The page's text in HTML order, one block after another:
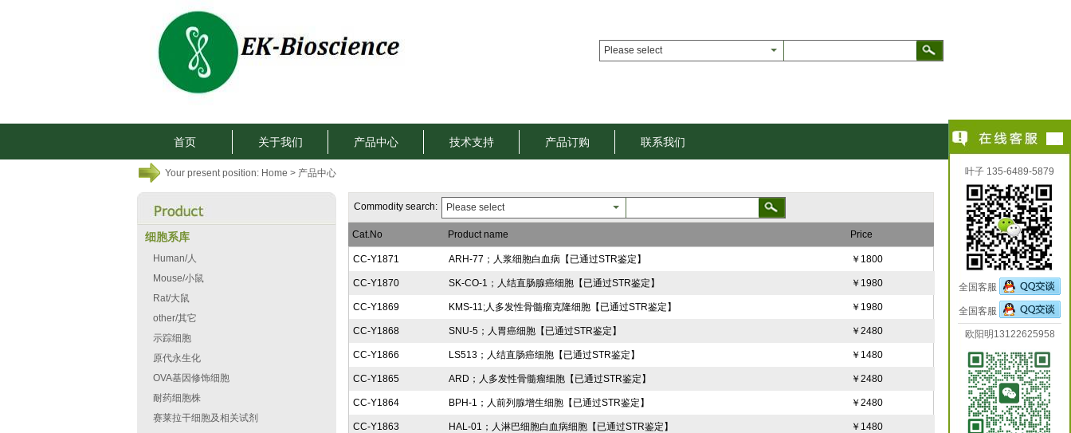
Please select
首页 关于我们 产品中心 技术支持 产品订购 联系我们
Your present position: Home > 产品中心
细胞系库
Human/人
Mouse/小鼠
Rat/大鼠
other/其它
示踪细胞
原代永生化
OVA基因修饰细胞
耐药细胞株
赛莱拉干细胞及相关试剂
Commodity search: Please select
Cat.No Product name Price
CC-Y1871 ARH-77；人浆细胞白血病【已通过STR鉴定】 ￥1800
CC-Y1870 SK-CO-1；人结直肠腺癌细胞【已通过STR鉴定】 ￥1980
CC-Y1869 KMS-11;人多发性骨髓瘤克隆细胞【已通过STR鉴定】 ￥1980
CC-Y1868 SNU-5；人胃癌细胞【已通过STR鉴定】 ￥2480
CC-Y1866 LS513；人结直肠癌细胞【已通过STR鉴定】 ￥1480
CC-Y1865 ARD；人多发性骨髓瘤细胞【已通过STR鉴定】 ￥2480
CC-Y1864 BPH-1；人前列腺增生细胞【已通过STR鉴定】 ￥2480
CC-Y1863 HAL-01；人淋巴细胞白血病细胞【已通过STR鉴定】 ￥1480
叶子 135-6489-5879
全国客服
全国客服
欧阳明13122625958